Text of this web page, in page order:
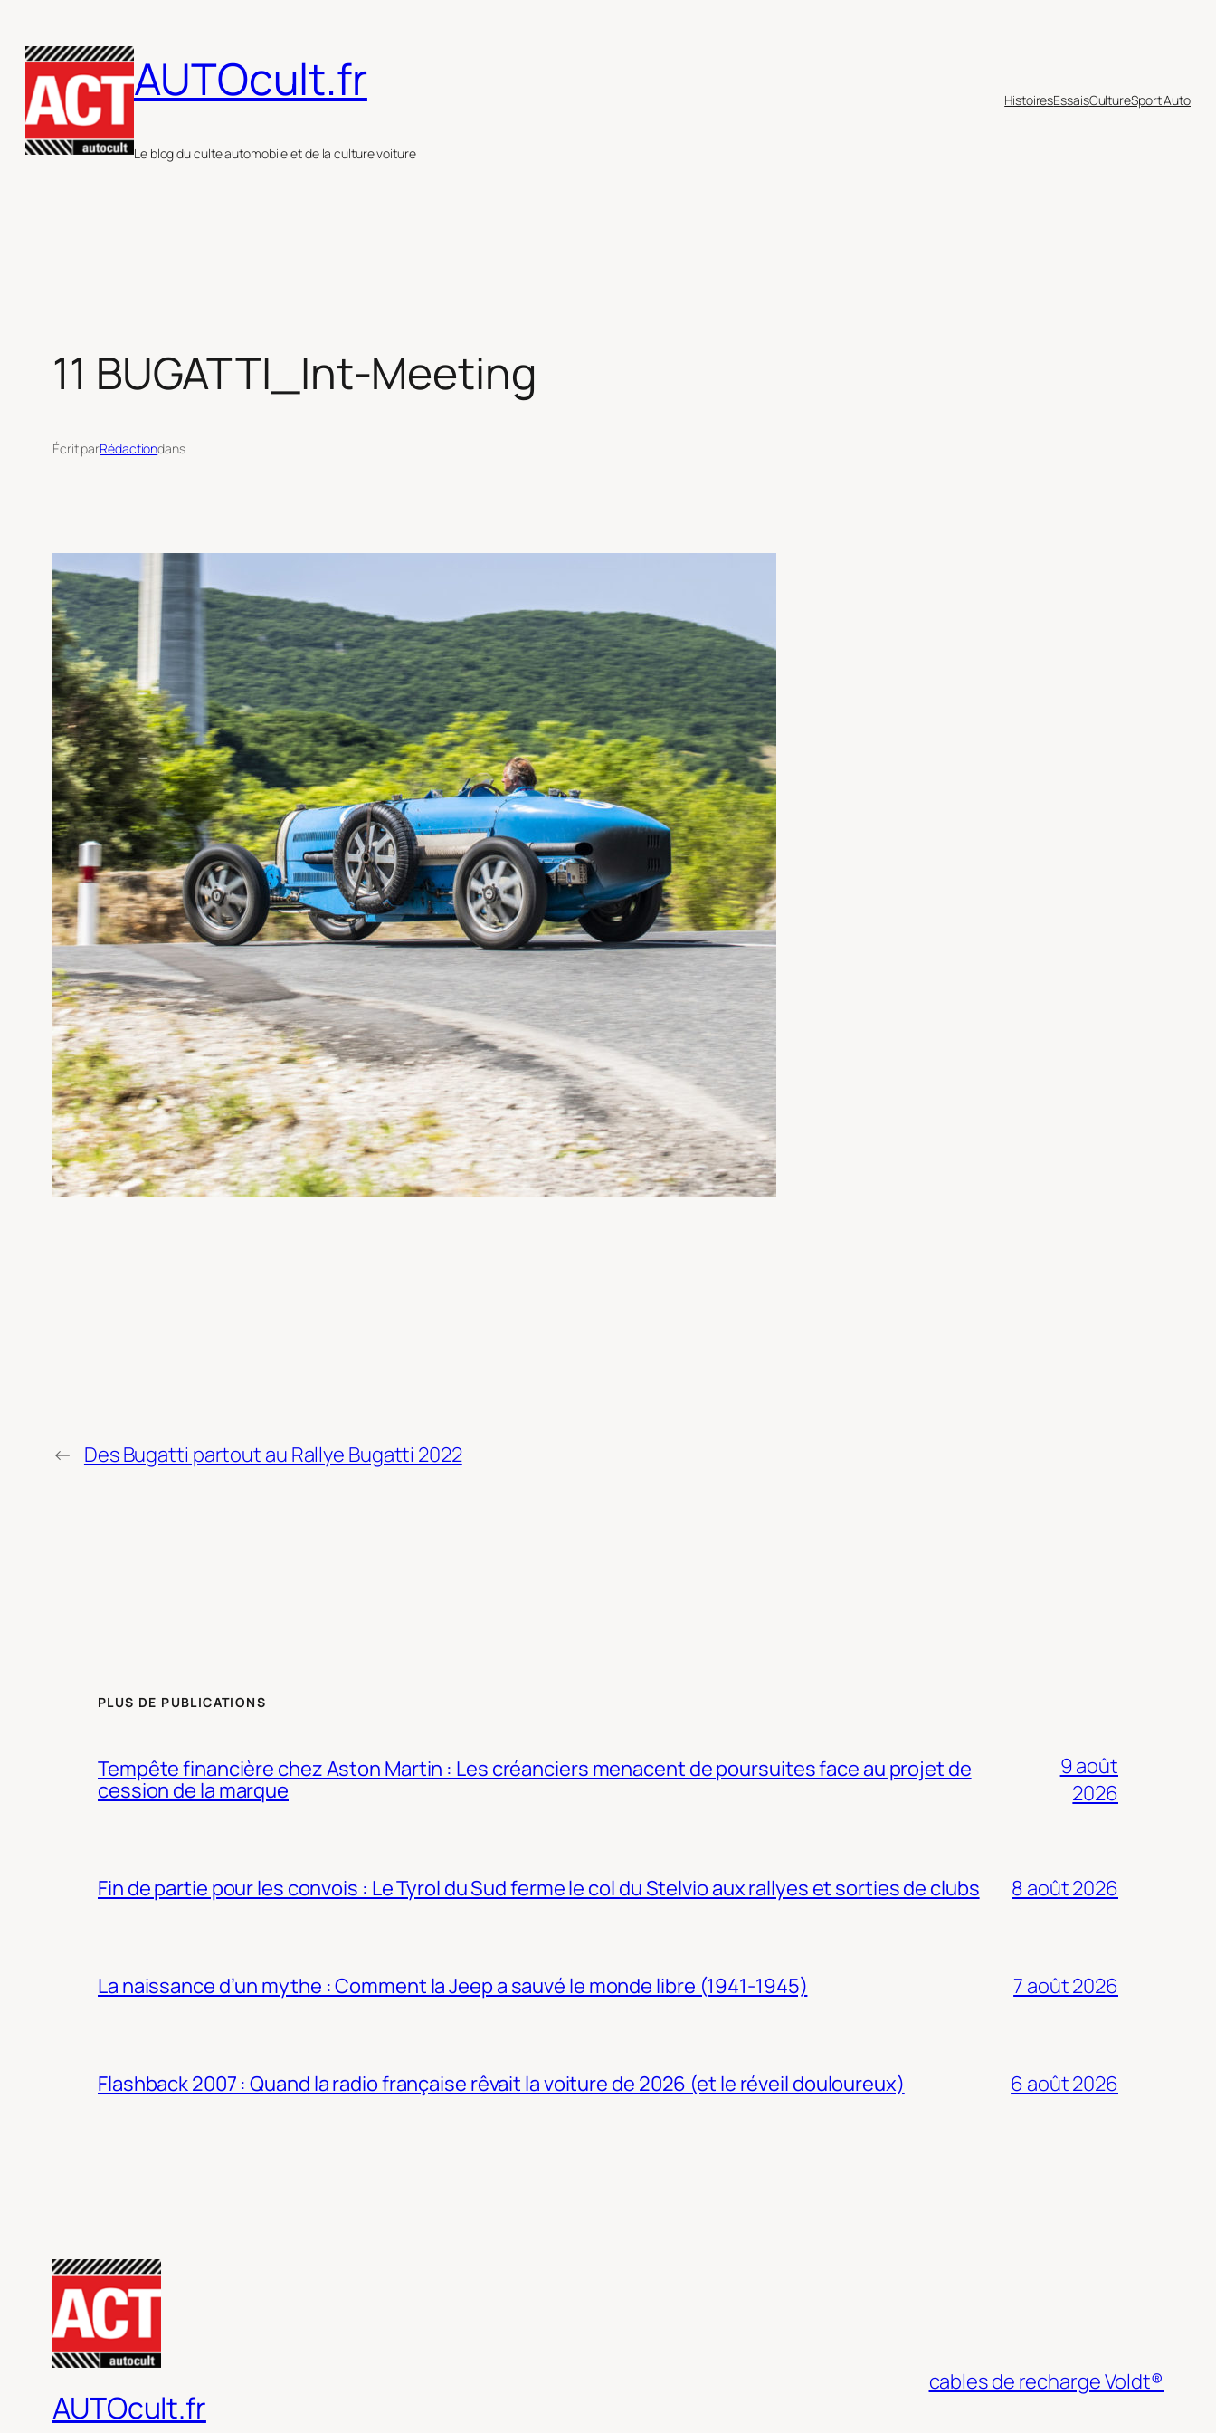
au
contenu
AUTOcult.fr
Le blog du culte automobile et de la culture voiture
HistoiresEssaisCultureSport Auto
11 BUGATTI_Int-Meeting
Écrit parRédactiondans
← Des Bugatti partout au Rallye Bugatti 2022
PLUS DE PUBLICATIONS
Tempête financière chez Aston Martin : Les créanciers menacent de poursuites face au projet de
cession de la marque
9 août
2026
Fin de partie pour les convois : Le Tyrol du Sud ferme le col du Stelvio aux rallyes et sorties de clubs 8 août 2026
La naissance d’un mythe : Comment la Jeep a sauvé le monde libre (1941-1945) 7 août 2026
Flashback 2007 : Quand la radio française rêvait la voiture de 2026 (et le réveil douloureux) 6 août 2026
AUTOcult.fr
cables de recharge Voldt®